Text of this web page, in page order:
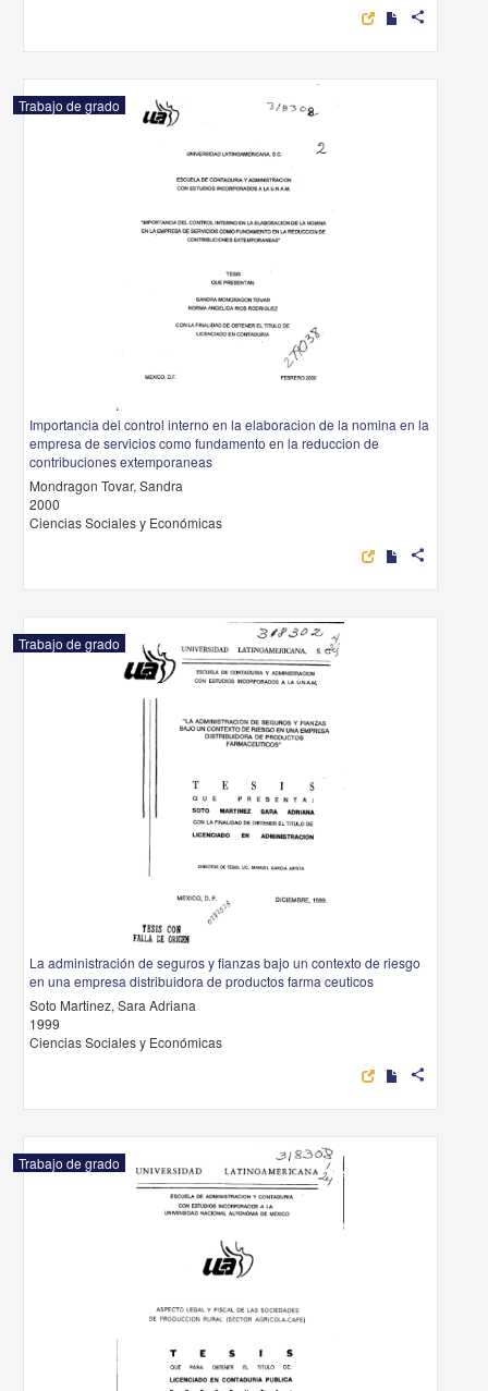
share
Trabajo de grado
Importancia del control interno en la elaboracion de la nomina en la
empresa de servicios como fundamento en la reduccion de
contribuciones extemporaneas
Mondragon Tovar, Sandra
2000
Ciencias Sociales y Económicas
share
Trabajo de grado
La administración de seguros y fianzas bajo un contexto de riesgo
en una empresa distribuidora de productos farma ceuticos
Soto Martinez, Sara Adriana
1999
Ciencias Sociales y Económicas
share
Trabajo de grado